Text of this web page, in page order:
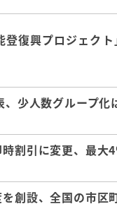
復興プロジェク
、少人数グループ
割引に変更、最大
創設、全国の市区